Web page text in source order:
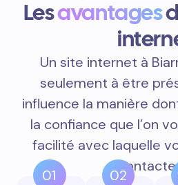
Lesavantages
Un site internet à
seulement à être
influence la manière
la confiance que l’on
facilité avec laquelle
01 02